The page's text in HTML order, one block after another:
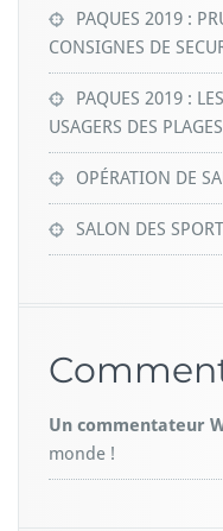
PAQUES 2019 :
CONSIGNES DE
PAQUES 2019 :
USAGERS DES
OPÉRATION DE
SALON DES
Un commentateur
monde !